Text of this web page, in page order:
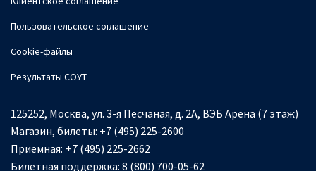
Пользовательское соглашение
Cookie-файлы
Результаты СОУТ
125252, Москва, ул. 3-я Песчаная, д. 2А, ВЭБ Арена (7 этаж)
Магазин, билеты: +7 (495) 225-2600
Приемная: +7 (495) 225-2662
Билетная поддержка: 8 (800) 700-05-62